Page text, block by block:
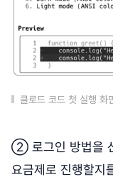
클로드 코드 첫 실행
② 로그인 방법을
요금제로 진행할지